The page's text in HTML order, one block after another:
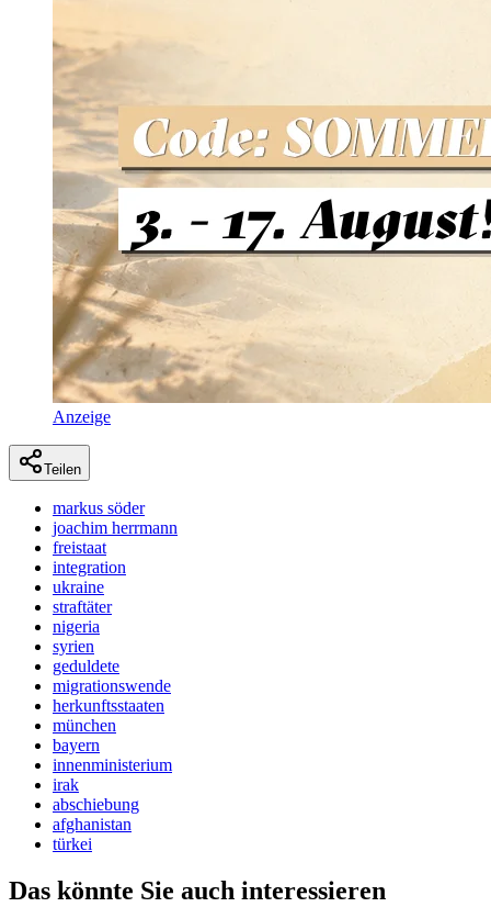
Anzeige
Teilen
markus söder
joachim herrmann
freistaat
integration
ukraine
straftäter
nigeria
syrien
geduldete
migrationswende
herkunftsstaaten
münchen
bayern
innenministerium
irak
abschiebung
afghanistan
türkei
Das könnte Sie auch interessieren